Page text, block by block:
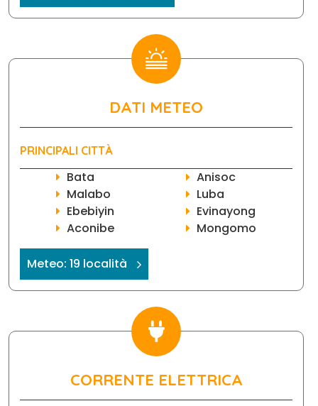
DATI METEO
PRINCIPALI CITTÀ
Bata
Malabo
Ebebiyin
Aconibe
Anisoc
Luba
Evinayong
Mongomo
Meteo: 19 località
CORRENTE ELETTRICA